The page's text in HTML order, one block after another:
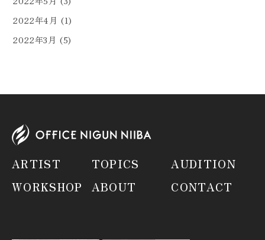
2022年4月 (1)
2022年3月 (5)
ARTIST TOPICS
AUDITION
WORKSHOP
ABOUT CONTACT